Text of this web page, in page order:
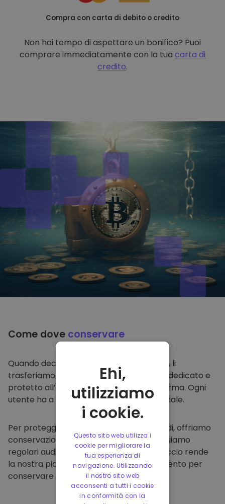
Compra con carta di debito o credito
Non hai tempo di aspettare un bonifico? Puoi
comprare immediatamente con la tua carta di
credito.
Come dove conservare
Quando decidi di comprare su
, li
trasferiamo direttamente nel tuo wallet dedicato e
protetto all’interno della nostra piattaforma. Ogni
utente ha a disposizione un wallet personale.
Per proteggere i nostri clienti e i loro fondi, offriamo
conservazione offline protetta ed effettuiamo
regolari audit di sicurezza. Questo approccio rende
la nostra piattaforma un punto di riferimento per
conservare e altre criptovalute.
Ehi,
utilizziamo
i cookie.
Questo sito web utilizza i
cookie per migliorare la
tua esperienza di
navigazione. Utilizzando
il nostro sito web
acconsenti a tutti i cookie
in conformità con la